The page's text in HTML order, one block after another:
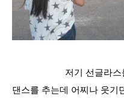
저기 선글라스
댄스를 추는데 어찌나 웃기